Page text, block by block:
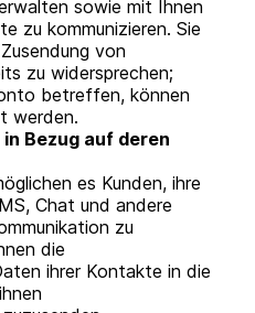
sowie mit Ihnen
zu kommunizieren. Sie
von
zu widersprechen;
betreffen, können
werden.
Bezug auf deren
es Kunden, ihre
Chat und andere
zu
die
ihrer Kontakte in die